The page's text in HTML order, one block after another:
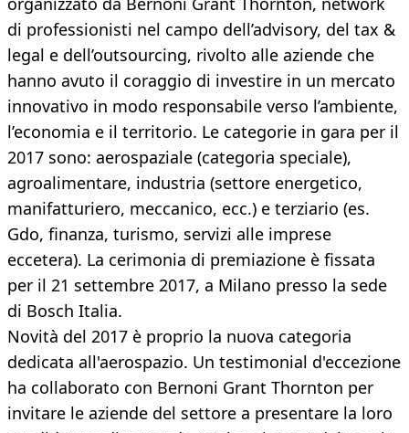
di professionisti nel campo dell’advisory, del tax &
legal e dell’outsourcing, rivolto alle aziende che
hanno avuto il coraggio di investire in un mercato
innovativo in modo responsabile verso l’ambiente,
l’economia e il territorio. Le categorie in gara per il
2017 sono: aerospaziale (categoria speciale),
agroalimentare, industria (settore energetico,
manifatturiero, meccanico, ecc.) e terziario (es.
Gdo, finanza, turismo, servizi alle imprese
eccetera). La cerimonia di premiazione è fissata
per il 21 settembre 2017, a Milano presso la sede
di Bosch Italia.
Novità del 2017 è proprio la nuova categoria
dedicata all'aerospazio. Un testimonial d'eccezione
ha collaborato con Bernoni Grant Thornton per
invitare le aziende del settore a presentare la loro